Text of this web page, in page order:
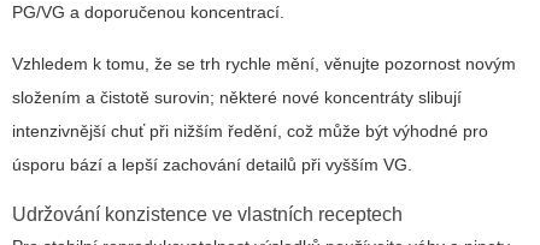
PG/VG a doporučenou koncentrací.
Vzhledem k tomu, že se trh rychle mění, věnujte pozornost novým
složením a čistotě surovin; některé nové koncentráty slibují
intenzivnější chuť při nižším ředění, což může být výhodné pro
úsporu bází a lepší zachování detailů při vyšším VG.
Udržování konzistence ve vlastních receptech